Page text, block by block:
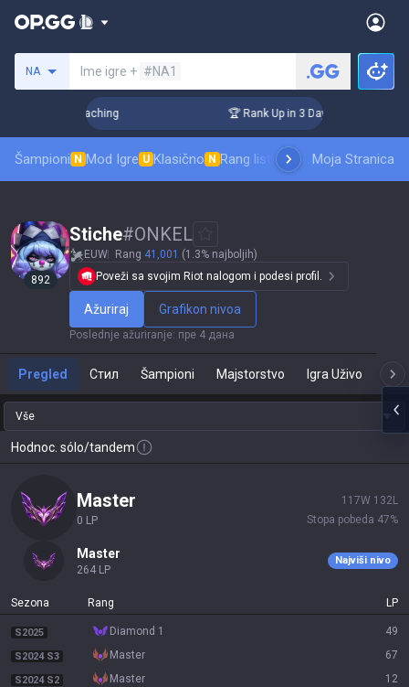
NA Ime igre + #NA1
Coaching 🏆 Rank Up in 3 Days! Challenger
Šampioni N Mod Igre U Klasično N Rang lista skinovaRangiranje
Moja Stranica
892
Stiche#ONKEL
EUW Rang 41,001 (1.3% najboljih)
Poveži sa svojim Riot nalogom i podesi profil.
Ažuriraj Grafikon nivoa
Poslednje ažuriranje: пре 4 дана
Pregled Стил Šampioni Majstorstvo Igra Uživo
Vše
Hodnoc. sólo/tandem
master
0 LP
117W 132L
Stopa pobeda 47%
master
264 LP
Najviši nivo
Sezona Rang LP
S2025 diamond 1 49
S2024 S3 master 67
S2024 S2 master 12